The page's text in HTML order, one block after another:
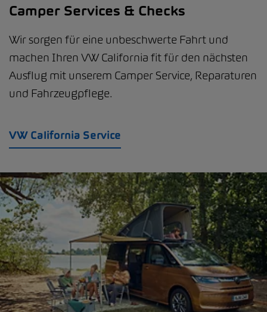
Camper Services & Checks
Wir sorgen für eine unbeschwerte Fahrt und
machen Ihren VW California fit für den nächsten
Ausflug mit unserem Camper Service, Reparaturen
und Fahrzeugpflege.
VW California Service